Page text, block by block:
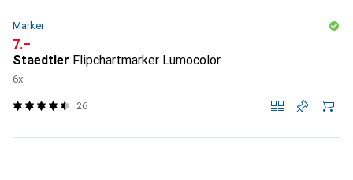
Marker
CHF
7.–
Staedtler Flipchartmarker Lumocolor
6x
26